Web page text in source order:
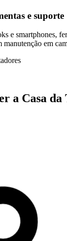
e suporte
e smartphones,
manutenção em
a Casa da